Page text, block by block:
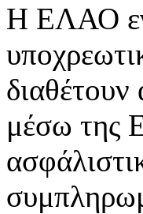
Η ΕΛΑΟ
μέσω της